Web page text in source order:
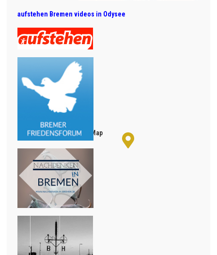
© OpenStreetMap
aufstehen Bremen videos in Odysee